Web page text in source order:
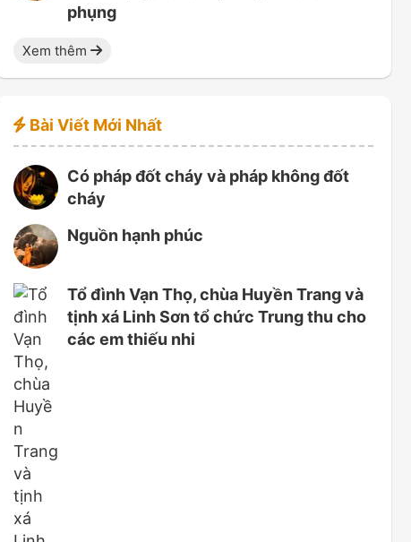
phụng
Xem thêm
Bài Viết Mới Nhất
Có pháp đốt cháy và pháp không đốt
cháy
Nguồn hạnh phúc
Tổ đình Vạn Thọ, chùa Huyền Trang và
tịnh xá Linh Sơn tổ chức Trung thu cho
các em thiếu nhi